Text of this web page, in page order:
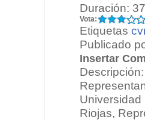
Duración:
Vota:
Etiquetas
Publicado
Insertar
Universidad
Riojas,